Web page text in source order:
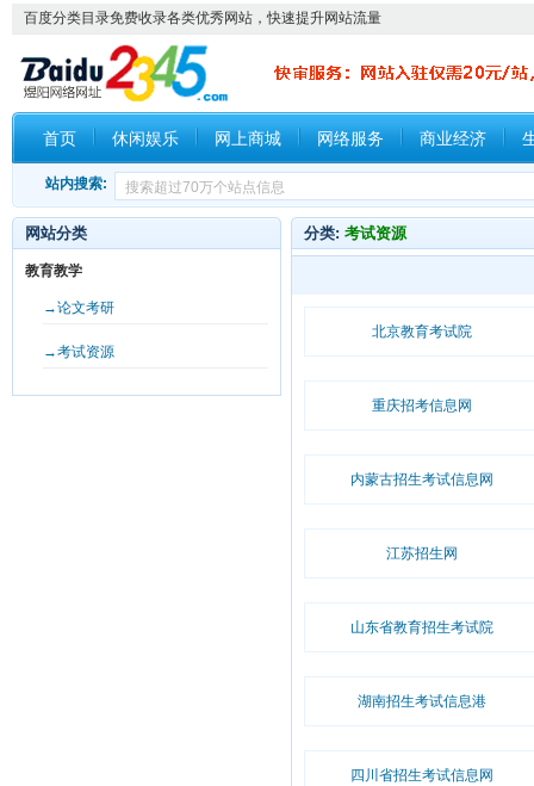
百度分类目录免费收录各类优秀网站，快速提升网站流量
首页 休闲娱乐 网上商城 网络服务 商业经济
站内搜索:
分类: 考试资源
北京教育考试院
重庆招考信息网
内蒙古招生考试信息网
江苏招生网
山东省教育招生考试院
湖南招生考试信息港
四川省招生考试信息网
网站分类
教育教学
→论文考研
→考试资源